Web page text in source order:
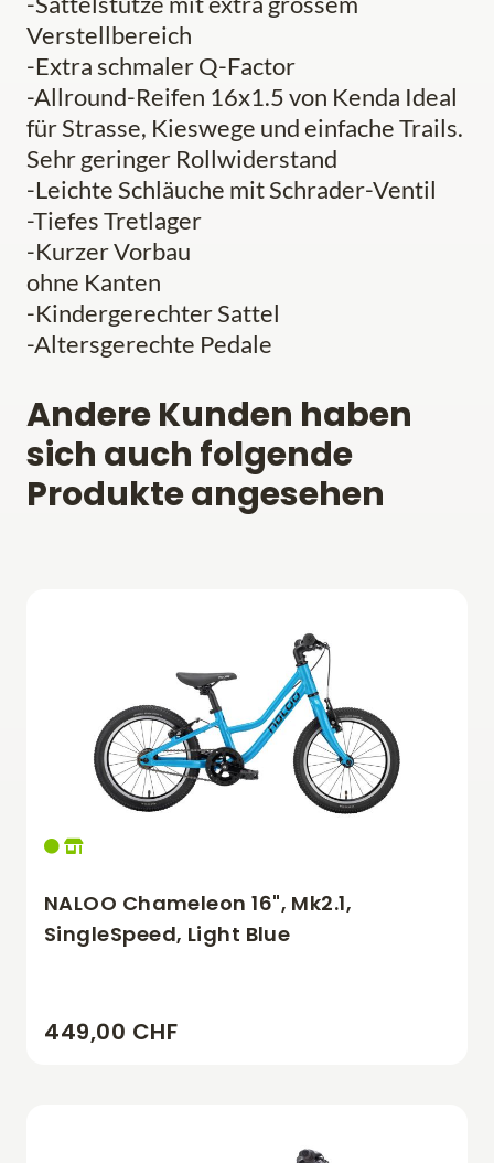
Verstellbereich
-Extra schmaler Q-Factor
-Allround-Reifen 16x1.5 von Kenda Ideal
für Strasse, Kieswege und einfache Trails.
Sehr geringer Rollwiderstand
-Leichte Schläuche mit Schrader-Ventil
-Tiefes Tretlager
-Kurzer Vorbau
ohne Kanten
-Kindergerechter Sattel
-Altersgerechte Pedale
Andere Kunden haben
sich auch folgende
Produkte angesehen
NALOO Chameleon 16", Mk2.1,
SingleSpeed, Light Blue
449,00 CHF